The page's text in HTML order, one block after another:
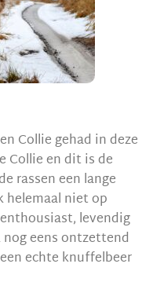
Collie gehad in deze
Collie en dit is de
rassen een lange
helemaal niet op
levendig
eens ontzettend
echte knuffelbeer